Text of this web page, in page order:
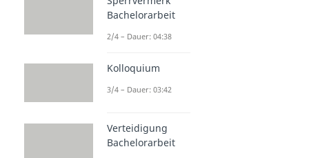
Bachelorarbeit
2/4 – Dauer: 04:38
Kolloquium
3/4 – Dauer: 03:42
Verteidigung
Bachelorarbeit